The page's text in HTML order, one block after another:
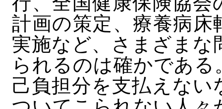
計画の策定、療養病床
実施など、さまざまな
られるのは確かであ
己負担分を支払えな